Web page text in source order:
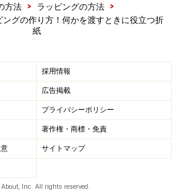
方法
> ラッピングの方法
>
グの作り方！何かを渡すときに役立つ折
紙
採用情報
広告掲載
プライバシーポリシー
著作権・商標・免責
サイトマップ
Inc. All rights reserved.